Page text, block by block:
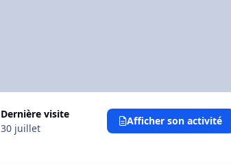
Dernière visite
30 juillet
Afficher son activité